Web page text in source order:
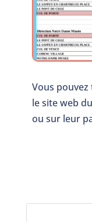
Vous
le site web du
ou sur leur